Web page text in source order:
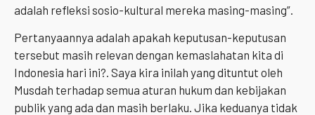
adalah refleksi sosio-kultural mereka masing-masing”.
Pertanyaannya adalah apakah keputusan-keputusan
tersebut masih relevan dengan kemaslahatan kita di
Indonesia hari ini?. Saya kira inilah yang dituntut oleh
Musdah terhadap semua aturan hukum dan kebijakan
publik yang ada dan masih berlaku. Jika keduanya tidak